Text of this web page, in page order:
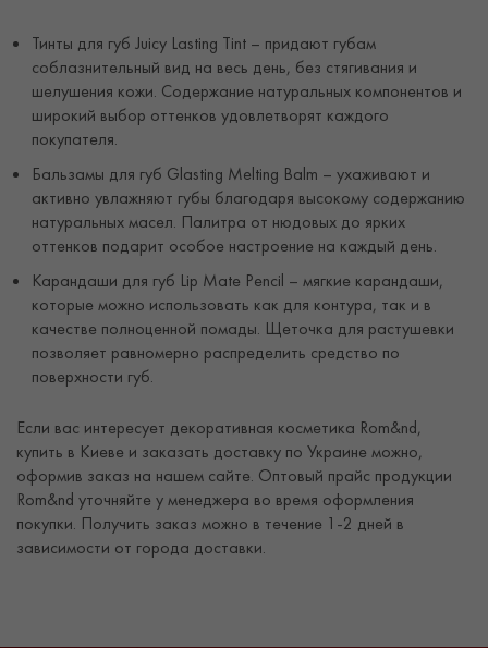
Тинты для губ Juicy Lasting Tint – придают губам
соблазнительный вид на весь день, без стягивания и
шелушения кожи. Содержание натуральных компонентов и
широкий выбор оттенков удовлетворят каждого
покупателя.
Бальзамы для губ Glasting Melting Balm – ухаживают и
активно увлажняют губы благодаря высокому содержанию
натуральных масел. Палитра от нюдовых до ярких
оттенков подарит особое настроение на каждый день.
Карандаши для губ Lip Mate Pencil – мягкие карандаши,
которые можно использовать как для контура, так и в
качестве полноценной помады. Щеточка для растушевки
позволяет равномерно распределить средство по
поверхности губ.
Если вас интересует декоративная косметика Rom&nd,
купить в Киеве и заказать доставку по Украине можно,
оформив заказ на нашем сайте. Оптовый прайс продукции
Rom&nd уточняйте у менеджера во время оформления
покупки. Получить заказ можно в течение 1-2 дней в
зависимости от города доставки.